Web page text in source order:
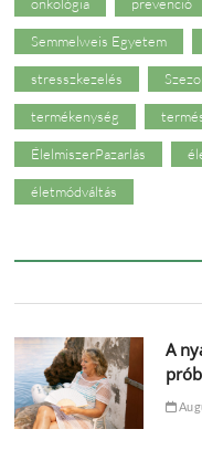
onkológia prevenció
Semmelweis Egyetem
stresszkezelés
termékenység
ÉlelmiszerPazarlás
életmódváltás
A